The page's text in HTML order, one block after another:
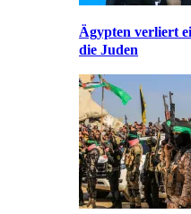
Ägypten verliert
die Juden